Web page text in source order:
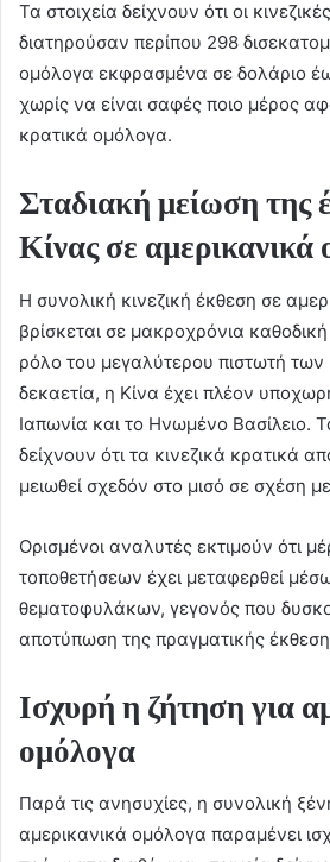
Τα στοιχεία δείχνουν ότι οι
διατηρούσαν περίπου 298
ομόλογα εκφρασμένα σε δολάριο
χωρίς να είναι σαφές ποιο μέρος
κρατικά ομόλογα.
Σταδιακή μείωση της
Κίνας σε αμερικανικά
Η συνολική κινεζική έκθεση σε
βρίσκεται σε μακροχρόνια
ρόλο του μεγαλύτερου πιστωτή
δεκαετία, η Κίνα έχει πλέον
Ιαπωνία και το Ηνωμένο Βασίλειο.
δείχνουν ότι τα κινεζικά κρατικά
μειωθεί σχεδόν στο μισό σε σχέση
Ορισμένοι αναλυτές εκτιμούν ότι
τοποθετήσεων έχει μεταφερθεί
θεματοφυλάκων, γεγονός που
αποτύπωση της πραγματικής
Ισχυρή η ζήτηση για
ομόλογα
Παρά τις ανησυχίες, η συνολική
αμερικανικά ομόλογα παραμένει